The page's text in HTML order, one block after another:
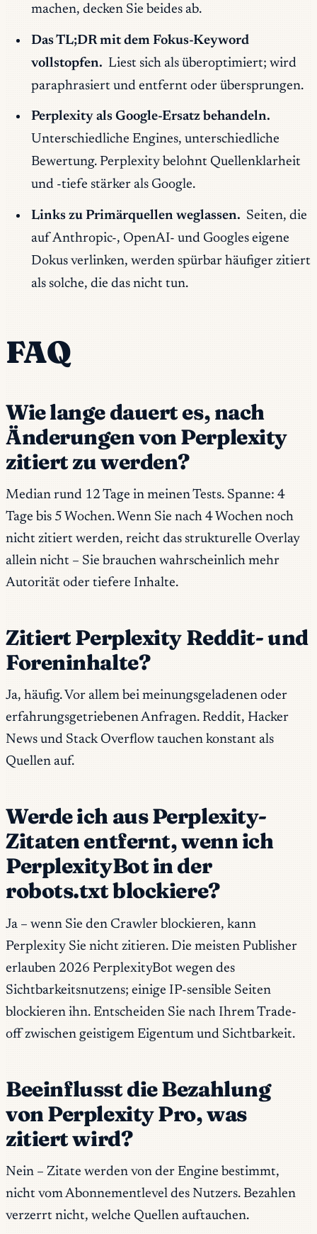
machen, decken Sie beides ab.
Das TL;DR mit dem Fokus-Keyword
vollstopfen. Liest sich als überoptimiert; wird
paraphrasiert und entfernt oder übersprungen.
Perplexity als Google-Ersatz behandeln.
Unterschiedliche Engines, unterschiedliche
Bewertung. Perplexity belohnt Quellenklarheit
und -tiefe stärker als Google.
Links zu Primärquellen weglassen. Seiten, die
auf Anthropic-, OpenAI- und Googles eigene
Dokus verlinken, werden spürbar häufiger zitiert
als solche, die das nicht tun.
FAQ
Wie lange dauert es, nach
Änderungen von Perplexity
zitiert zu werden?
Median rund 12 Tage in meinen Tests. Spanne: 4
Tage bis 5 Wochen. Wenn Sie nach 4 Wochen noch
nicht zitiert werden, reicht das strukturelle Overlay
allein nicht – Sie brauchen wahrscheinlich mehr
Autorität oder tiefere Inhalte.
Zitiert Perplexity Reddit- und
Foreninhalte?
Ja, häufig. Vor allem bei meinungsgeladenen oder
erfahrungsgetriebenen Anfragen. Reddit, Hacker
News und Stack Overflow tauchen konstant als
Quellen auf.
Werde ich aus Perplexity-
Zitaten entfernt, wenn ich
PerplexityBot in der
robots.txt blockiere?
Ja – wenn Sie den Crawler blockieren, kann
Perplexity Sie nicht zitieren. Die meisten Publisher
erlauben 2026 PerplexityBot wegen des
Sichtbarkeitsnutzens; einige IP-sensible Seiten
blockieren ihn. Entscheiden Sie nach Ihrem Trade-
off zwischen geistigem Eigentum und Sichtbarkeit.
Beeinflusst die Bezahlung
von Perplexity Pro, was
zitiert wird?
Nein – Zitate werden von der Engine bestimmt,
nicht vom Abonnementlevel des Nutzers. Bezahlen
verzerrt nicht, welche Quellen auftauchen.